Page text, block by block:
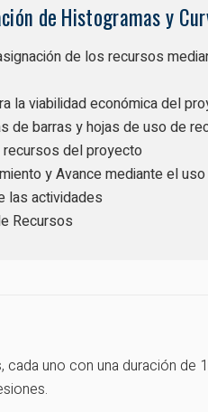
de Histogramas y
de los recursos
la viabilidad económica del
de barras y hojas de uso de
del proyecto
y Avance mediante el
las actividades
Recursos
uno con una duración de